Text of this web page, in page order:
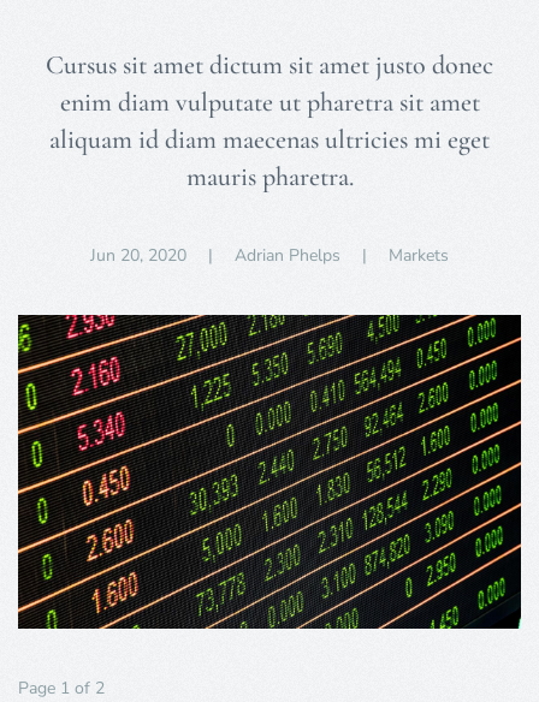
Cursus sit amet dictum sit amet justo donec
enim diam vulputate ut pharetra sit amet
aliquam id diam maecenas ultricies mi eget
mauris pharetra.
Jun 20, 2020 | Adrian Phelps | Markets
Page 1 of 2